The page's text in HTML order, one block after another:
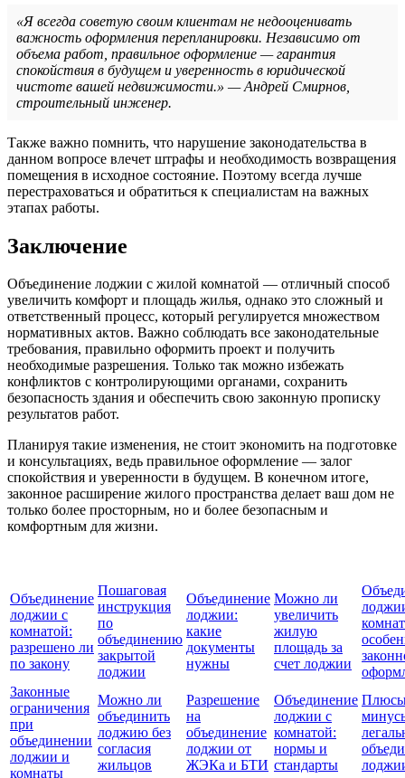
«Я всегда советую своим клиентам не недооценивать
важность оформления перепланировки. Независимо от
объема работ, правильное оформление — гарантия
спокойствия в будущем и уверенность в юридической
чистоте вашей недвижимости.» — Андрей Смирнов,
строительный инженер.
Также важно помнить, что нарушение законодательства в
данном вопросе влечет штрафы и необходимость возвращения
помещения в исходное состояние. Поэтому всегда лучше
перестраховаться и обратиться к специалистам на важных
этапах работы.
Заключение
Объединение лоджии с жилой комнатой — отличный способ
увеличить комфорт и площадь жилья, однако это сложный и
ответственный процесс, который регулируется множеством
нормативных актов. Важно соблюдать все законодательные
требования, правильно оформить проект и получить
необходимые разрешения. Только так можно избежать
конфликтов с контролирующими органами, сохранить
безопасность здания и обеспечить свою законную прописку
результатов работ.
Планируя такие изменения, не стоит экономить на подготовке
и консультациях, ведь правильное оформление — залог
спокойствия и уверенности в будущем. В конечном итоге,
законное расширение жилого пространства делает ваш дом не
только более просторным, но и более безопасным и
комфортным для жизни.
Объединение
лоджии с
комнатой:
разрешено ли
по закону
Пошаговая
инструкция
по
объединению
закрытой
лоджии
Объединение
лоджии:
какие
документы
нужны
Можно ли
увеличить
жилую
площадь за
счет лоджии
Законные
ограничения
при
объединении
лоджии и
комнаты
Можно ли
объединить
лоджию без
согласия
жильцов
Разрешение
на
объединение
лоджии от
ЖЭКа и БТИ
Объединение
лоджии с
комнатой:
нормы и
стандарты